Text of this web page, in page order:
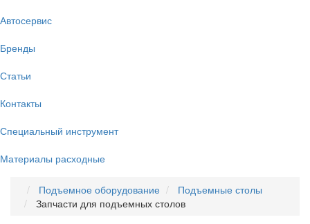
Автосервис
Бренды
Статьи
Контакты
Специальный инструмент
Материалы расходные
Подъемное оборудование
Подъемные столы
Запчасти для подъемных столов